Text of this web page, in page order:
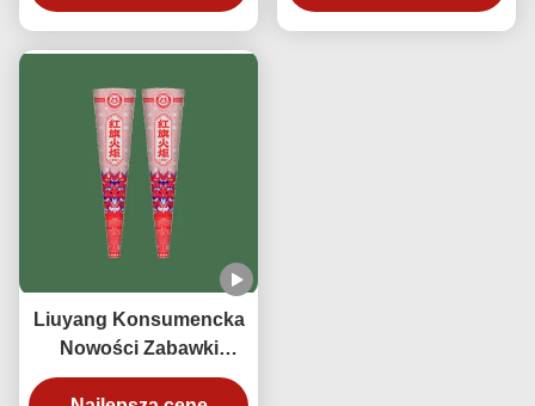
Fajerwerki Zabawki
Liuyang Konsumencka
Nowości Zabawki
Fajerwerki Flaga